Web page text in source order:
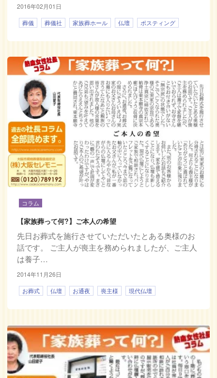
2016年02月01日
葬儀
葬儀社 家族葬ホール 仏壇 ポスティング
コラム
【家族葬って何?】ご本人の希望
先日お葬式を施行させていただいたとある奥様のお
話です。 ご主人が喪主を務められましたが、ご主人
は養子…
2014年11月26日
お葬式
仏壇 お通夜 喪主様 現代仏壇